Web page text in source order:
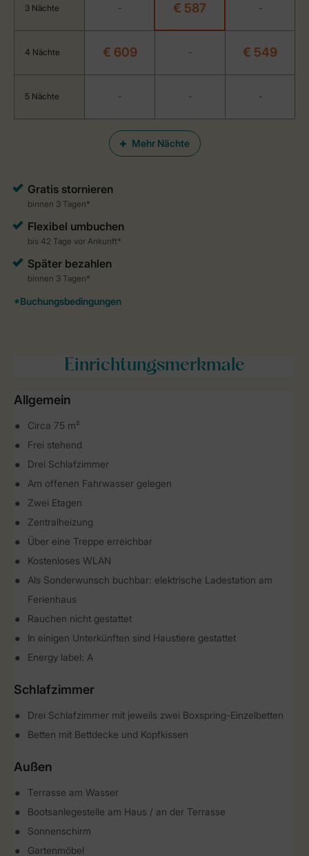
Mehr Nächte
3 Nächte - € 587 -
4 Nächte € 609 - € 549
5 Nächte - - -
Einrichtungsmerkmale
Allgemein
Circa 75 m²
Frei stehend
Drei Schlafzimmer
Am offenen Fahrwasser gelegen
Zwei Etagen
Zentralheizung
Über eine Treppe erreichbar
Kostenloses WLAN
Als Sonderwunsch buchbar: elektrische Ladestation am
Ferienhaus
Rauchen nicht gestattet
In einigen Unterkünften sind Haustiere gestattet
Energy label: A
Schlafzimmer
Drei Schlafzimmer mit jeweils zwei Boxspring-Einzelbetten
Betten mit Bettdecke und Kopfkissen
Außen
Terrasse am Wasser
Bootsanlegestelle am Haus / an der Terrasse
Sonnenschirm
Gartenmöbel